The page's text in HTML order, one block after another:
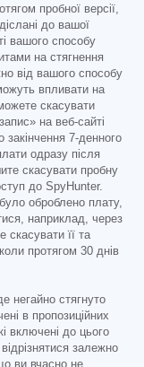
пробної версії,
до вашої
вашого способу
на стягнення
від вашого способу
впливати на
скасувати
на веб-сайті
7-денного
одразу після
скасувати пробну
до SpyHunter.
оброблено плату,
наприклад, через
скасувати її та
протягом 30 днів
негайно стягнуто
в пропозиційних
включені до цього
залежно
ви вчасно не